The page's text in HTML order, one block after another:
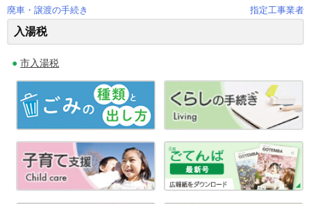
投
ナ
ゲ
廃車・譲渡の手続き 指定工事業者
入湯税
市入湯税